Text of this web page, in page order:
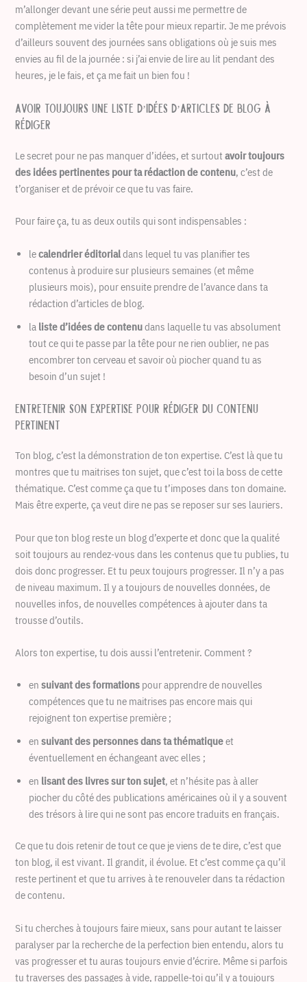
m’allonger devant une série peut aussi me permettre de
complètement me vider la tête pour mieux repartir. Je me prévois
d’ailleurs souvent des journées sans obligations où je suis mes
envies au fil de la journée : si j’ai envie de lire au lit pendant des
heures, je le fais, et ça me fait un bien fou !
Avoir toujours une liste d’idées d’articles de blog à
rédiger
Le secret pour ne pas manquer d’idées, et surtoutavoir toujours
des idées pertinentes pour ta rédaction de contenu, c’est de
t’organiser et de prévoir ce que tu vas faire.
Pour faire ça, tu as deux outils qui sont indispensables :
lecalendrier éditorialdans lequel tu vas planifier tes
contenus à produire sur plusieurs semaines (et même
plusieurs mois), pour ensuite prendre de l’avance dans ta
rédaction d’articles de blog.
la liste d’idées de contenudans laquelle tu vas absolument
tout ce qui te passe par la tête pour ne rien oublier, ne pas
encombrer ton cerveau et savoir où piocher quand tu as
besoin d’un sujet !
Entretenir son expertise pour rédiger du contenu
pertinent
Ton blog, c’est la démonstration de ton expertise. C’est là que tu
montres que tu maitrises ton sujet, que c’est toi la boss de cette
thématique. C’est comme ça que tu t’imposes dans ton domaine.
Mais être experte, ça veut dire ne pas se reposer sur ses lauriers.
Pour que ton blog reste un blog d’experte et donc que la qualité
soit toujours au rendez-vous dans les contenus que tu publies, tu
dois donc progresser. Et tu peux toujours progresser. Il n’y a pas
de niveau maximum. Il y a toujours de nouvelles données, de
nouvelles infos, de nouvelles compétences à ajouter dans ta
trousse d’outils.
Alors ton expertise, tu dois aussi l’entretenir. Comment ?
ensuivant des formations pour apprendre de nouvelles
compétences que tu ne maitrises pas encore mais qui
rejoignent ton expertise première ;
ensuivant des personnes dans ta thématiqueet
éventuellement en échangeant avec elles ;
en lisant des livres sur ton sujet, et n’hésite pas à aller
piocher du côté des publications américaines où il y a souvent
des trésors à lire qui ne sont pas encore traduits en français.
Ce que tu dois retenir de tout ce que je viens de te dire, c’est que
ton blog, il est vivant. Il grandit, il évolue. Et c’est comme ça qu’il
reste pertinent et que tu arrives à te renouveler dans ta rédaction
de contenu.
Si tu cherches à toujours faire mieux, sans pour autant te laisser
paralyser par la recherche de la perfection bien entendu, alors tu
vas progresser et tu auras toujours envie d’écrire. Même si parfois
tu traverses des passages à vide, rappelle-toi qu’il y a toujours